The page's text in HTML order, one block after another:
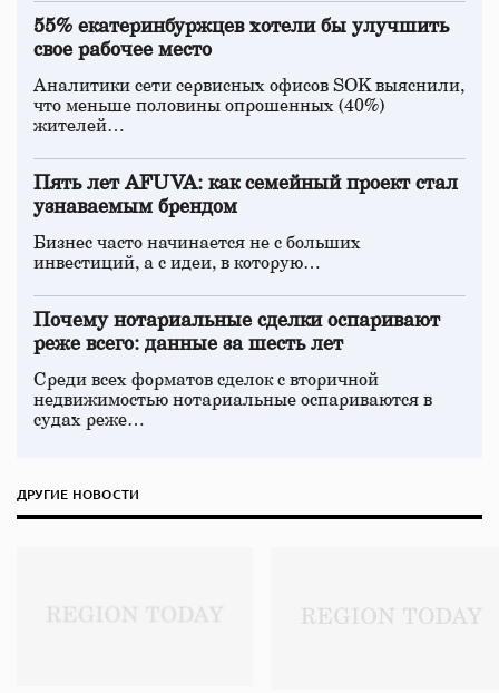
55% екатеринбуржцев хотели бы улучшить
свое рабочее место
Аналитики сети сервисных офисов SOK выяснили,
что меньше половины опрошенных (40%)
жителей…
Пять лет AFUVA: как семейный проект стал
узнаваемым брендом
Бизнес часто начинается не с больших
инвестиций, а с идеи, в которую…
Почему нотариальные сделки оспаривают
реже всего: данные за шесть лет
Среди всех форматов сделок с вторичной
недвижимостью нотариальные оспариваются в
судах реже…
ДРУГИЕ НОВОСТИ